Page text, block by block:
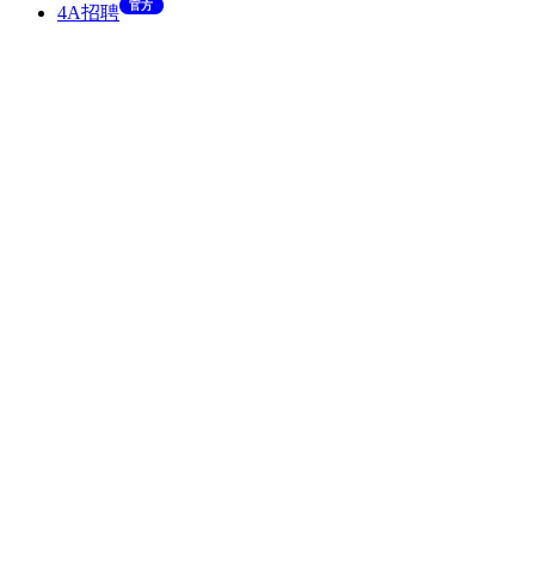
4A招聘 官方